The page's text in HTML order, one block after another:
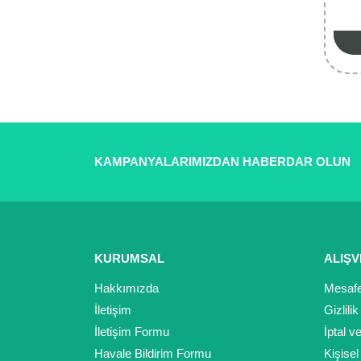
KAMPANYALARIMIZDAN HABERDAR OLUN
KURUMSAL
Hakkımızda
İletişim
İletişim Formu
Havale Bildirim Formu
İptal
Kişisel